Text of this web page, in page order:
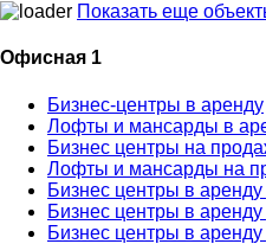
Показать еще
Офисная 1
Бизнес-центры в аренду
Лофты и мансарды в
Бизнес центры на
Лофты и мансарды на
Бизнес центры в
Бизнес центры в
Бизнес центры в